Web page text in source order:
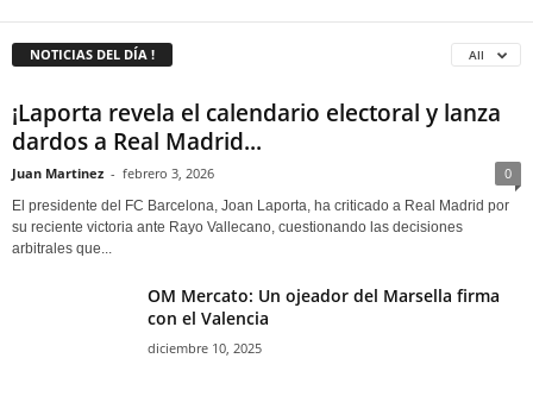
NOTICIAS DEL DÍA ! All
¡Laporta revela el calendario electoral y lanza
dardos a Real Madrid...
Juan Martinez - febrero 3, 2026 0
El presidente del FC Barcelona, Joan Laporta, ha criticado a Real Madrid por
su reciente victoria ante Rayo Vallecano, cuestionando las decisiones
arbitrales que...
OM Mercato: Un ojeador del Marsella firma
con el Valencia
diciembre 10, 2025